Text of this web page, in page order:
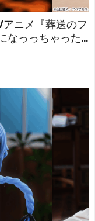
ニメ『葬送のフ
なっっちゃった